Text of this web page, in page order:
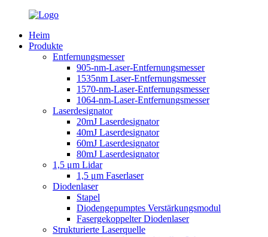
Heim
Produkte
Entfernungsmesser
905-nm-Laser-Entfernungsmesser
1535nm Laser-Entfernungsmesser
1570-nm-Laser-Entfernungsmesser
1064-nm-Laser-Entfernungsmesser
Laserdesignator
20mJ Laserdesignator
40mJ Laserdesignator
60mJ Laserdesignator
80mJ Laserdesignator
1,5 μm Lidar
1,5 μm Faserlaser
Diodenlaser
Stapel
Diodengepumptes Verstärkungsmodul
Fasergekoppelter Diodenlaser
Strukturierte Laserquelle